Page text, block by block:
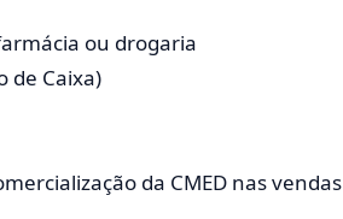
ou drogaria
de Caixa)
da CMED nas vendas